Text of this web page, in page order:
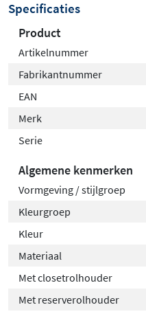
Specificaties
Product
Artikelnummer
Fabrikantnummer
EAN
Merk
Serie
Algemene kenmerken
Vormgeving / stijlgroep
Kleurgroep
Kleur
Materiaal
Met closetrolhouder
Met reserverolhouder